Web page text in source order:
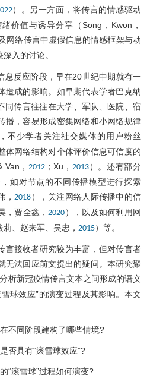
）。另一方面，将传言的情感驱动
价值与诱导分享（Song，Kwon，
网络传言中虚假信息的情感框架与动
深入的讨论。
息反应阶段，早在20世纪中期就有一
造成的影响。如早期代表学者巴克纳
同传言往往在大学、军队、医院、宿
播，容易形成密集网络和小网络规律
不少学者关注社交媒体的用户粉丝
体网络结构对个体评价信息可信度的
， 2012；Xu， 2013 ）。还有部分
如对节点的不同传播模型进行探索
， 2018 ），关注网络人际传播中的信
，贾全鑫， 2020 ），以及如何利用网
、赵来军、吴忠， 2015）等。
言接收者研究较为丰富，但对传言者
无法回应前文提出的疑问。本研究聚
新冠疫情传言文本之间形成的语义
球效应”的演变过程及其影响。本文
不同阶段建构了哪些情境?
否具有“滚雪球效应”?
“滚雪球”过程如何演变?